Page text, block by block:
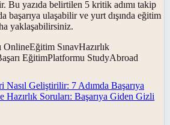
Bu yazıda belirtilen 5 kritik adımı takip
başarıya ulaşabilir ve yurt dışında eğitim
yaklaşabilirsiniz.
OnlineEğitim SınavHazırlık
EğitimPlatformu StudyAbroad
Nasıl Geliştirilir: 7 Adımda Başarıya
Soruları: Başarıya Giden Gizli